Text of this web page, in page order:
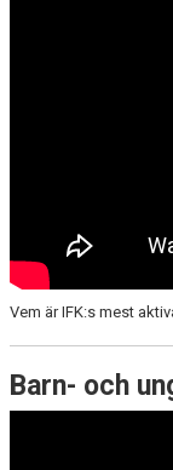
Vem är IFK:s mest
Barn- och